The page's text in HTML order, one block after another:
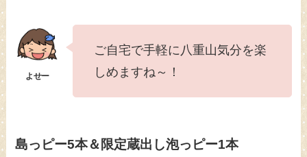
ご自宅で手軽に八重山気分を楽
しめますね～！
島っピー5本＆限定蔵出し泡っピー1本